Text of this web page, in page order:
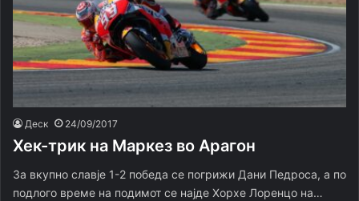
Деск 24/09/2017
Хек-трик на Маркез во Арагон
За вкупно славје 1-2 победа се погрижи Дани Педроса, а по
подлого време на подимот се најде Хорхе Лоренцо на…